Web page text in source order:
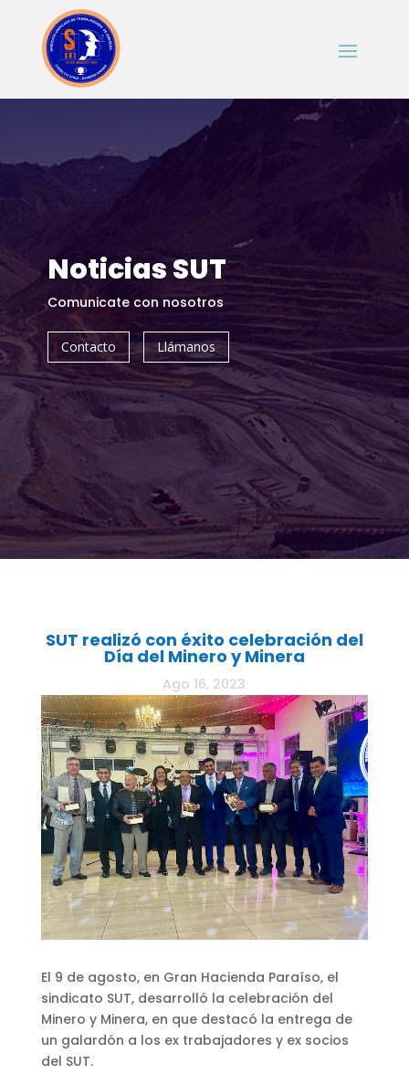
Noticias SUT
Comunicate con nosotros
Contacto Llámanos
SUT realizó con éxito celebración del
Día del Minero y Minera
Ago 16, 2023
El 9 de agosto, en Gran Hacienda Paraíso, el
sindicato SUT, desarrolló la celebración del
Minero y Minera, en que destacó la entrega de
un galardón a los ex trabajadores y ex socios
del SUT.